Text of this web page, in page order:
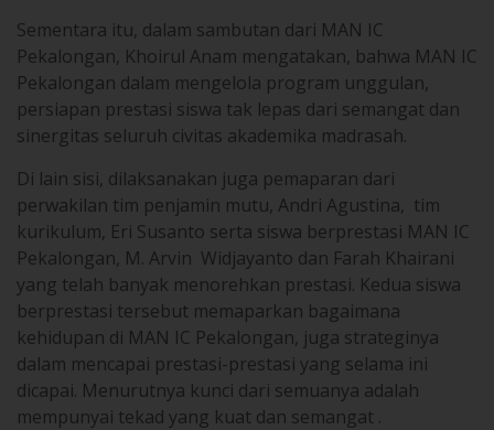
Sementara itu, dalam sambutan dari MAN IC
Pekalongan, Khoirul Anam mengatakan, bahwa MAN IC
Pekalongan dalam mengelola program unggulan,
persiapan prestasi siswa tak lepas dari semangat dan
sinergitas seluruh civitas akademika madrasah.
Di lain sisi, dilaksanakan juga pemaparan dari
perwakilan tim penjamin mutu, Andri Agustina, tim
kurikulum, Eri Susanto serta siswa berprestasi MAN IC
Pekalongan, M. Arvin Widjayanto dan Farah Khairani
yang telah banyak menorehkan prestasi. Kedua siswa
berprestasi tersebut memaparkan bagaimana
kehidupan di MAN IC Pekalongan, juga strateginya
dalam mencapai prestasi-prestasi yang selama ini
dicapai. Menurutnya kunci dari semuanya adalah
mempunyai tekad yang kuat dan semangat .